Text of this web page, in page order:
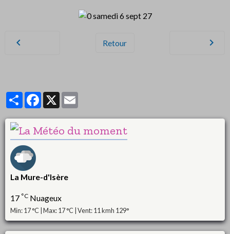
Retour
PartagerFacebook
X
La Mure-d'Isère
17 °C Nuageux
Min: 17 °C | Max: 17 °C | Vent: 11 kmh 129°